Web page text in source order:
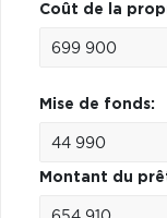
Coût de la
Mise de fonds:
Montant du